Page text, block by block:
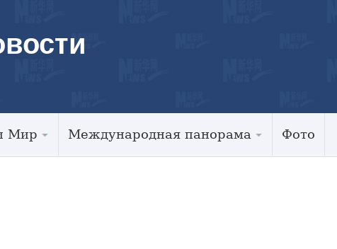
Мир Международная панорама Фото